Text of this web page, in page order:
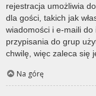
rejestracja umożliwia
dla gości, takich jak
wiadomości i e-maili do
przypisania do grup
chwilę, więc zaleca się
Na górę